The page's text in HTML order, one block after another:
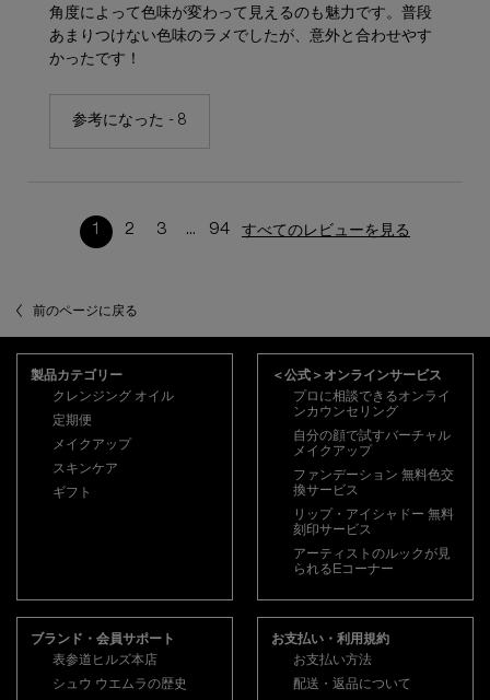
角度によって色味が変わって見えるのも魅力です。普段
あまりつけない色味のラメでしたが、意外と合わせやす
かったです！
参考になった - 8
ページ 1/94。 現在のページ
1 2 3 ... 94 すべてのレビューを見る
前のページに戻る
製品カテゴリー
クレンジング オイル
定期便
メイクアップ
スキンケア
ギフト
＜公式＞オンラインサービス
プロに相談できるオンライ
ンカウンセリング
自分の顔で試すバーチャル
メイクアップ
ファンデーション 無料色交
換サービス
リップ・アイシャドー 無料
刻印サービス
アーティストのルックが見
られるEコーナー
ブランド・会員サポート
表参道ヒルズ本店
シュウ ウエムラの歴史
お支払い・利用規約
お支払い方法
配送・返品について